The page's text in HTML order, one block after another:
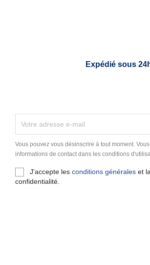
Expédié sous
Vous pouvez vous désinscrire à tout moment.
informations de contact dans les conditions
J'accepte lesconditions générales et
confidentialité.